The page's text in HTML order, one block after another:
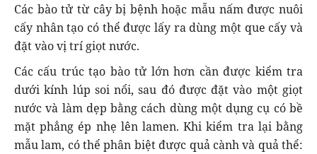
Các bào tử từ cây bị bệnh hoặc mẫu nấm được nuôi
cấy nhân tạo có thể được lấy ra dùng một que cấy và
đặt vào vị trí giọt nước.
Các cấu trúc tạo bào tử lớn hơn cần được kiểm tra
dưới kính lúp soi nổi, sau đó được đặt vào một giọt
nước và làm dẹp bằng cách dùng một dụng cụ có bề
mặt phẳng ép nhẹ lên lamen. Khi kiểm tra lại bằng
mẫu lam, có thể phân biệt được quả cành và quả thể: